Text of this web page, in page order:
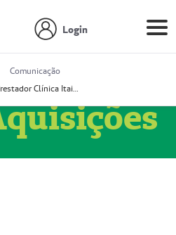
Login
Comunicação
Prestador Clínica Itaipú Ltda (51004348-2)